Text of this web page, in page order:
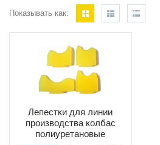
Показывать как:
Лепестки для линии
производства колбас
полиуретановые